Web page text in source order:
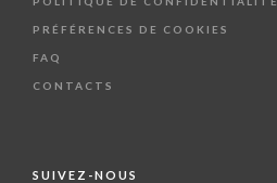
PRÉFÉRENCES DE COOKIES
FAQ
CONTACTS
SUIVEZ-NOUS